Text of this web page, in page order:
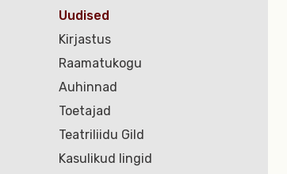
Uudised
Kirjastus
Raamatukogu
Auhinnad
Toetajad
Teatriliidu Gild
Kasulikud lingid